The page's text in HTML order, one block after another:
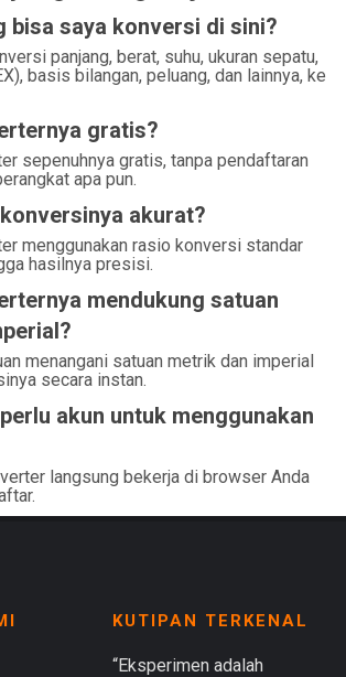
bisa saya konversi di sini?
panjang, berat, suhu, ukuran sepatu,
basis bilangan, peluang, dan lainnya, ke
gratis?
sepenuhnya gratis, tanpa pendaftaran
apa pun.
akurat?
menggunakan rasio konversi standar
hasilnya presisi.
mendukung satuan
menangani satuan metrik dan imperial
secara instan.
akun untuk menggunakan
langsung bekerja di browser Anda
KUTIPAN TERKENAL
“Eksperimen adalah